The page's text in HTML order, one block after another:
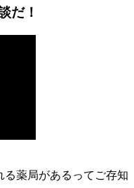
薬局があるってご存知